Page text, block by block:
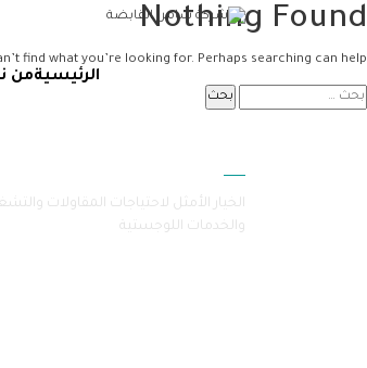
الرئيسيةمن
Nothing Found
find what you’re looking for. Perhaps searching can help.
الخيار الأمثل لاحتياجات المقاولات
والخدمات اللوجستية